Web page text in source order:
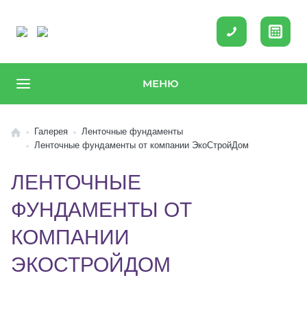
МЕНЮ
Галерея
Ленточные фундаменты
Ленточные фундаменты от компании ЭкоСтройДом
ЛЕНТОЧНЫЕ
ФУНДАМЕНТЫ ОТ
КОМПАНИИ
ЭКОСТРОЙДОМ